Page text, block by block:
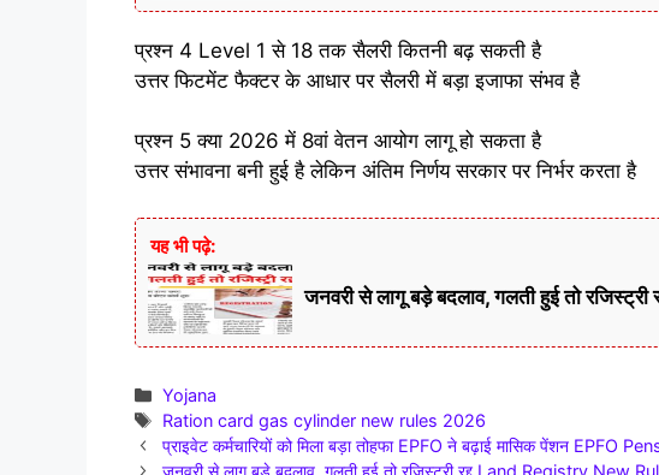
प्रश्न 4 Level 1 से 18 तक सैलरी कितनी बढ़ सकती है
उत्तर फिटमेंट फैक्टर के आधार पर सैलरी में बड़ा इजाफा संभव है
प्रश्न 5 क्या 2026 में 8वां वेतन आयोग लागू हो सकता है
उत्तर संभावना बनी हुई है लेकिन अंतिम निर्णय सरकार पर निर्भर करता है
यह भी पढ़े:
जनवरी से लागू बड़े बदलाव, गलती हुई तो
Categories
Yojana
Tags
Ration card gas cylinder new rules 2026
प्राइवेट कर्मचारियों को मिला बड़ा तोहफा EPFO ने बढ़ाई मासिक पेंशन EPFO
जनवरी से लागू बड़े बदलाव, गलती हुई तो रजिस्ट्री रद्द Land Registry New